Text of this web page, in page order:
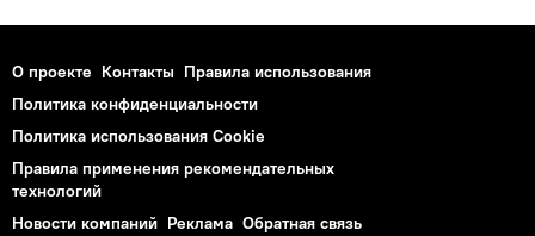
О проекте Контакты Правила использования
Политика конфиденциальности
Политика использования Cookie
Правила применения рекомендательных
технологий
Новости компаний Реклама Обратная связь